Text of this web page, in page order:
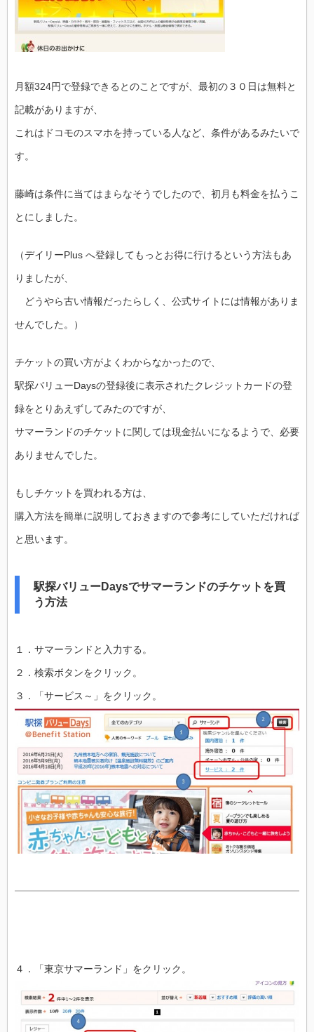
月額324円で登録できるとのことですが、最初の３０日は無料と
記載がありますが、
これはドコモのスマホを持っている人など、条件があるみたいで
す。
藤崎は条件に当てはまらなそうでしたので、初月も料金を払うこ
とにしました。
（デイリーPlus へ登録してもっとお得に行けるという方法もあ
りましたが、
どうやら古い情報だったらしく、公式サイトには情報がありま
せんでした。）
チケットの買い方がよくわからなかったので、
駅探バリューDaysの登録後に表示されたクレジットカードの登
録をとりあえずしてみたのですが、
サマーランドのチケットに関しては現金払いになるようで、必要
ありませんでした。
もしチケットを買われる方は、
購入方法を簡単に説明しておきますので参考にしていただければ
と思います。
駅探バリューDaysでサマーランドのチケットを買
う方法
１．サマーランドと入力する。
２．検索ボタンをクリック。
３．「サービス～」をクリック。
４．「東京サマーランド」をクリック。